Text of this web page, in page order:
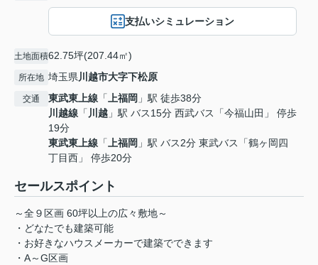
支払いシミュレーション
土地面積62.75坪(207.44㎡)
所在地 埼玉県川越市大字下松原
交通 東武東上線 「上福岡 」駅 徒歩38分
川越線 「 川越 」駅 バス15分 西武バス「今福山田」 停歩
19分
東武東上線 「上福岡 」駅 バス2分 東武バス「鶴ヶ岡四
丁目西」 停歩20分
セールスポイント
～全９区画 60坪以上の広々敷地～
・どなたでも建築可能
・お好きなハウスメーカーで建築でできます
・A～G区画